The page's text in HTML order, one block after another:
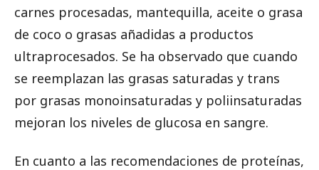
carnes procesadas, mantequilla, aceite o grasa
de coco o grasas añadidas a productos
ultraprocesados. Se ha observado que cuando
se reemplazan las grasas saturadas y trans
por grasas monoinsaturadas y poliinsaturadas
mejoran los niveles de glucosa en sangre.
En cuanto a las recomendaciones de proteínas,